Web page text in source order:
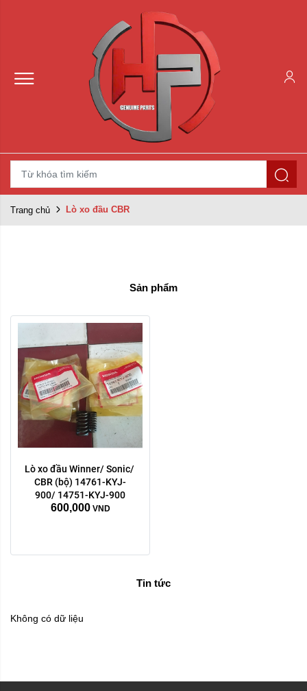
Trang chủ Lò xo đầu CBR
Sản phẩm
Lò xo đầu Winner/ Sonic/
CBR (bộ) 14761-KYJ-
900/ 14751-KYJ-900
600,000 VND
Tin tức
Không có dữ liệu